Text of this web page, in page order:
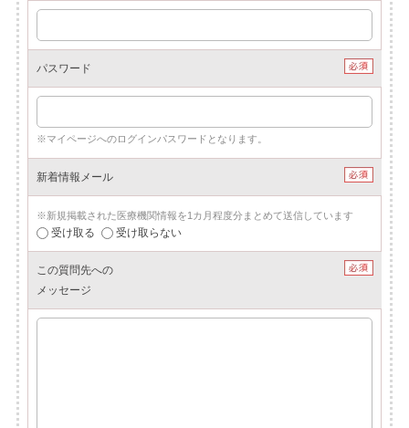
パスワード
※マイページへのログインパスワードとなります。
新着情報メール
※新規掲載された医療機関情報を1カ月程度分まとめて送信しています
受け取る 受け取らない
この質問先への
メッセージ